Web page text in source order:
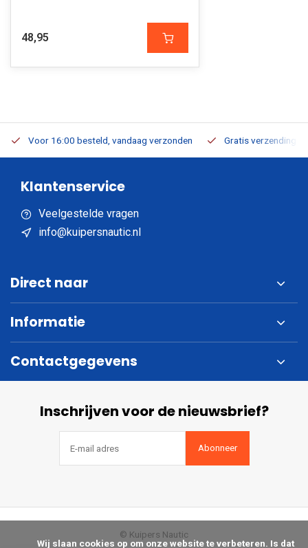
48,95
Voor 16:00 besteld, vandaag verzonden Gratis verzending
Klantenservice
Veelgestelde vragen
info@kuipersnautic.nl
Direct naar
Informatie
Contactgegevens
Inschrijven voor de nieuwsbrief?
Abonneer
© Kuipers Nautic